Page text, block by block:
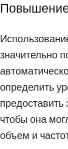
значительно
определить
чтобы она
объем и